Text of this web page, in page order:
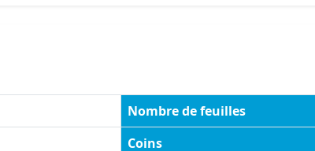
Nombre de feuilles
Coins